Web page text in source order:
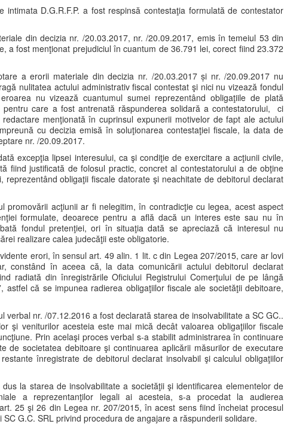
intimata D.G.R.F.P. a fost respinsă contestaţia formulată de contestator
din decizia nr. /20.03.2017, nr. /20.09.2017, emis în temeiul 53 din
a fost menţionat prejudiciul în cuantum de 36.791 lei, corect fiind 23.372
a erorii materiale din decizia nr. /20.03.2017 și nr. /20.09.2017 nu
nulitatea actului administrativ fiscal contestat şi nici nu vizează fondul
nu vizează cuantumul sumei reprezentând obligaţiile de plată
care a fost antrenată răspunderea solidară a contestatorului, ci
menţionată în cuprinsul expunerii motivelor de fapt ale actului
cu decizia emisă în soluţionarea contestaţiei fiscale, la data de
nr. /20.09.2017.
excepţia lipsei interesului, ca şi condiţie de exercitare a acţiunii civile,
fiind justificată de folosul practic, concret al contestatorului a de obţine
obligaţii fiscale datorate şi neachitate de debitorul declarat
promovării acţiunii ar fi nelegitim, în contradicţie cu legea, acest aspect
formulate, deoarece pentru a află dacă un interes este sau nu în
fondul pretenţiei, ori în situaţia dată se apreciază că interesul nu
realizare calea judecăţii este obligatorie.
erori, în sensul art. 49 alin. 1 lit. c din Legea 207/2015, care ar lovi
constând în aceea că, la data comunicării actului debitorul declarat
radiată din înregistrările Oficiului Registrului Comerţului de pe lângă
astfel că se impunea radierea obligaţiilor fiscale ale societăţii debitoare,
verbal nr. /07.12.2016 a fost declarată starea de insolvabilitate a SC GC..
şi veniturilor acesteia este mai mică decât valoarea obligaţiilor fiscale
Prin acelaşi proces verbal s-a stabilit administrarea în continuare
de societatea debitoare şi continuarea aplicării măsurilor de executare
înregistrate de debitorul declarat insolvabil şi calculul obligaţiilor
la starea de insolvabilitate a societăţii şi identificarea elementelor de
a reprezentanţilor legali ai acesteia, s-a procedat la audierea
25 şi 26 din Legea nr. 207/2015, în acest sens fiind încheiat procesul
G.C. SRL privind procedura de angajare a răspunderii solidare.